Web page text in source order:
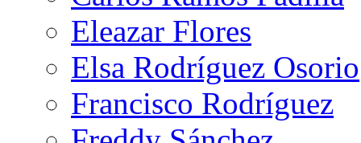
Eleazar Flores
Elsa Rodríguez Osorio
Francisco Rodríguez